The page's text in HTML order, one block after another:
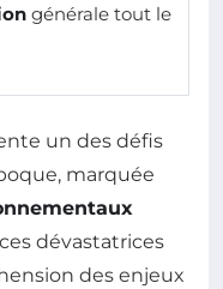
générale tout le
un des défis
marquée
dévastatrices
des enjeux